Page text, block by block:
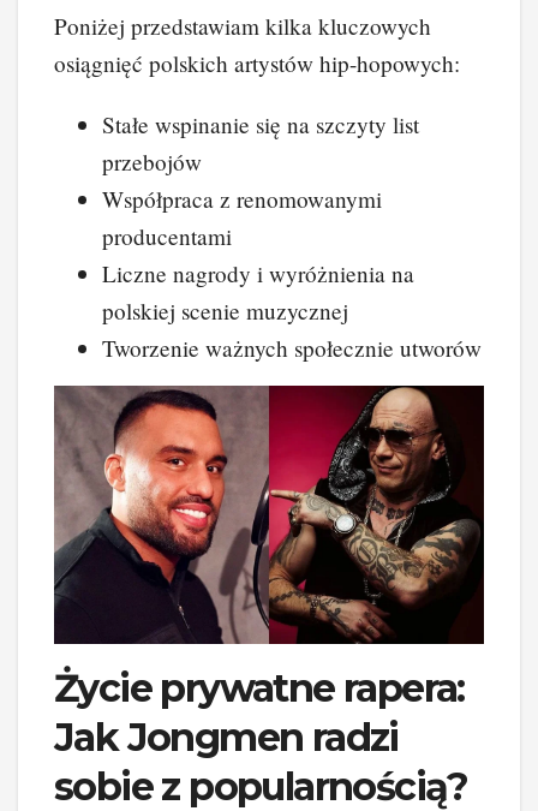
Poniżej przedstawiam kilka kluczowych
osiągnięć polskich artystów hip-hopowych:
Stałe wspinanie się na szczyty list
przebojów
Współpraca z renomowanymi
producentami
Liczne nagrody i wyróżnienia na
polskiej scenie muzycznej
Tworzenie ważnych społecznie utworów
Życie prywatne rapera:
Jak Jongmen radzi
sobie z popularnością?